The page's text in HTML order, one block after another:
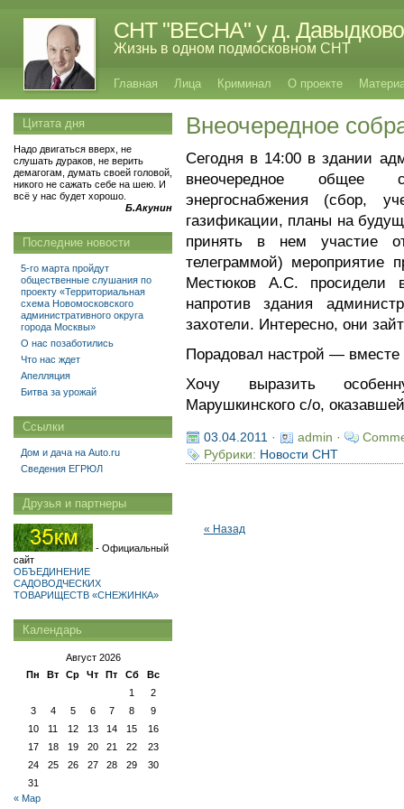
СНТ "ВЕСНА" у д. Давыдково
Жизнь в одном подмосковном СНТ
Главная Лица Криминал О проекте
Внеочередное
Сегодня в 14:00 в здании
внеочередное общее
энергоснабжения (сбор,
газификации, планы на
принять в нем участие
телеграммой) мероприятие
Местюков А.С. просидели
напротив здания
захотели. Интересно, они
Порадовал настрой —
Хочу выразить
Марушкинского с/о,
03.04.2011· admin ·
Рубрики: Новости СНТ
« Назад
Цитата дня
Надо двигаться вверх, не
слушать дураков, не верить
демагогам, думать своей головой,
никого не сажать себе на шею. И
всё у нас будет хорошо.
Б.Акунин
Последние новости
5-го марта пройдут
общественные слушания по
проекту «Территориальная
схема Новомосковского
административного округа
города Москвы»
О нас позаботились
Что нас ждет
Апелляция
Битва за урожай
Ссылки
Дом и дача на Auto.ru
Сведения ЕГРЮЛ
Друзья и партнеры
- Официальный
сайт
ОБЪЕДИНЕНИЕ
САДОВОДЧЕСКИХ
ТОВАРИЩЕСТВ «СНЕЖИНКА»
Календарь
Август 2026
Пн
Вт Ср Чт Пт Сб
Вс
1
2
3
4 5 6 7 8
9
10
11 12 13 14 15
16
17
18 19 20 21 22
23
24
25 26 27 28 29
30
31
« Мар